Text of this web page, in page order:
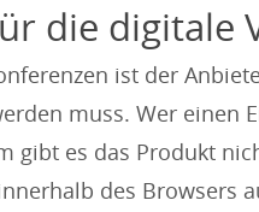
die digitale
ist der
muss. Wer einen
gibt es das Produkt
des Browsers